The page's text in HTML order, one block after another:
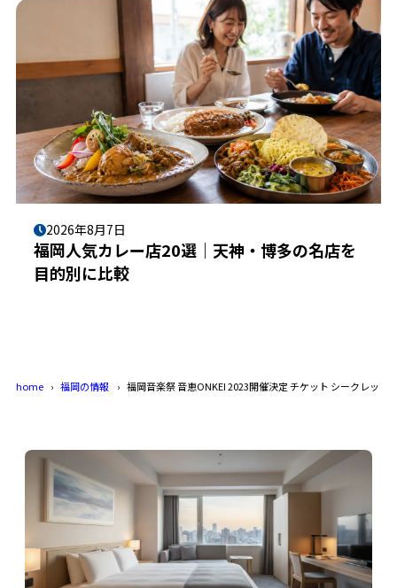
2026年8月7日
福岡人気カレー店20選｜天神・博多の名店を
目的別に比較
home 福岡の情報 福岡音楽祭 音恵ONKEI 2023開催決定 チケット シークレット